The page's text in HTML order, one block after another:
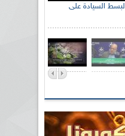
الإذاعة الجزائرية تحي الذكرى 59 لبسط السيادة على